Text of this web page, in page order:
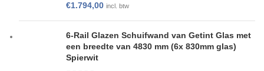
€1.794,00 incl. btw
6-Rail Glazen Schuifwand van Getint Glas met
een breedte van 4830 mm (6x 830mm glas)
Spierwit